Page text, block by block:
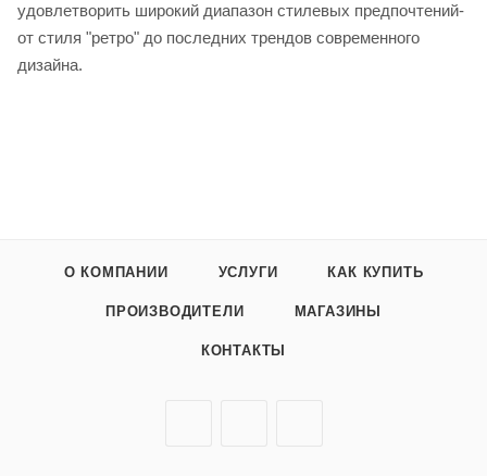
удовлетворить широкий диапазон стилевых предпочтений-
от стиля "ретро" до последних трендов современного
дизайна.
О КОМПАНИИ УСЛУГИ КАК КУПИТЬ
ПРОИЗВОДИТЕЛИ МАГАЗИНЫ
КОНТАКТЫ